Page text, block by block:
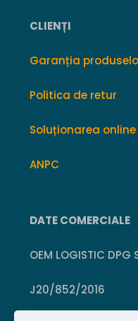
CLIENȚI
Garanția
Politica de retur
Soluționarea
ANPC
DATE COMERCIALE
OEM LOGISTIC DPG
J20/852/2016